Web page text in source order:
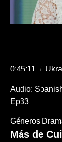
0:45:11 /
Audio:
Ep33
Géneros
Más de